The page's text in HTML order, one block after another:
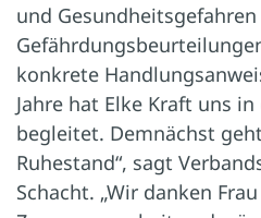
und
konkrete
Jahre hat Elke Kraft uns
begleitet. Demnächst
Ruhestand“, sagt
Schacht. „Wir danken